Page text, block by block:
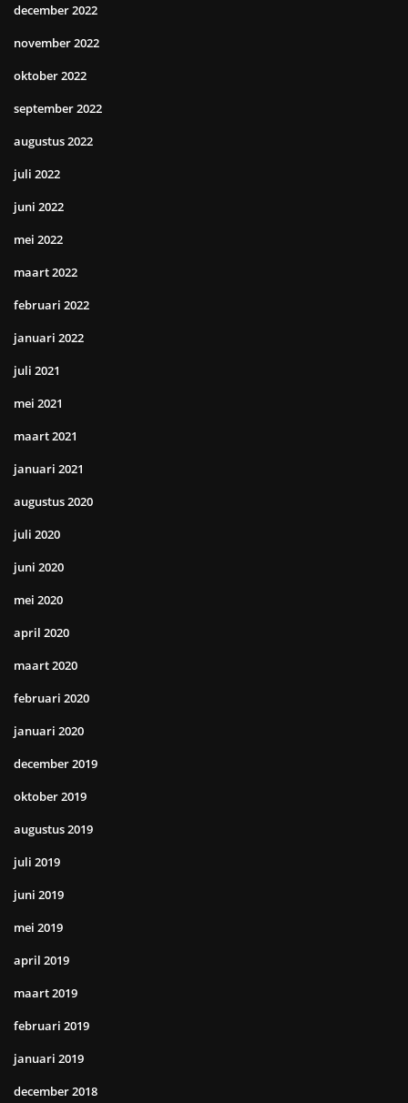
december 2022
november 2022
oktober 2022
september 2022
augustus 2022
juli 2022
juni 2022
mei 2022
maart 2022
februari 2022
januari 2022
juli 2021
mei 2021
maart 2021
januari 2021
augustus 2020
juli 2020
juni 2020
mei 2020
april 2020
maart 2020
februari 2020
januari 2020
december 2019
oktober 2019
augustus 2019
juli 2019
juni 2019
mei 2019
april 2019
maart 2019
februari 2019
januari 2019
december 2018